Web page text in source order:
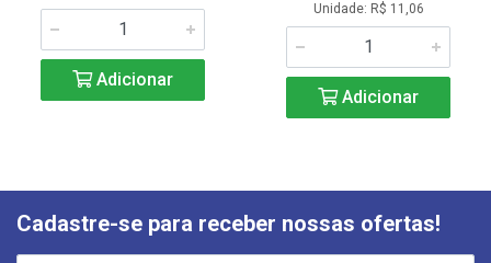
Adicionar
Unidade: R$ 11,06
Adicionar
Cadastre-se para receber nossas ofertas!